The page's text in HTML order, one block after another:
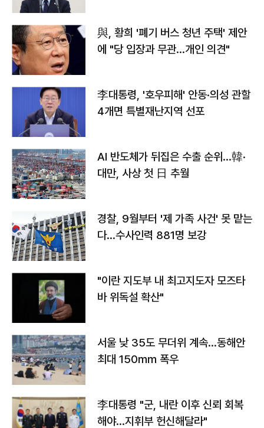
與, 황희 '폐기 버스 청년 주택' 제안
에 "당 입장과 무관…개인 의견"
李대통령, '호우피해' 안동·의성 관할
4개면 특별재난지역 선포
AI 반도체가 뒤집은 수출 순위…韓·
대만, 사상 첫 日 추월
경찰, 9월부터 '제 가족 사건' 못 맡는
다…수사인력 881명 보강
"이란 지도부 내 최고지도자 모즈타
바 위독설 확산"
서울 낮 35도 무더위 계속…동해안
최대 150㎜ 폭우
李대통령 "군, 내란 이후 신뢰 회복
해야…지휘부 헌신해달라"